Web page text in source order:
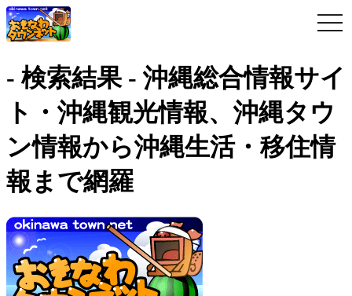
- 検索結果 - 沖縄総合情報サイ
ト・沖縄観光情報、沖縄タウ
ン情報から沖縄生活・移住情
報まで網羅